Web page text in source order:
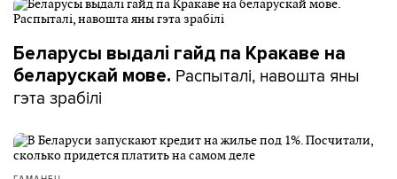
Беларусы выдалі гайд па Кракаве на
беларускай мове. Распыталі, навошта яны
гэта зрабілі